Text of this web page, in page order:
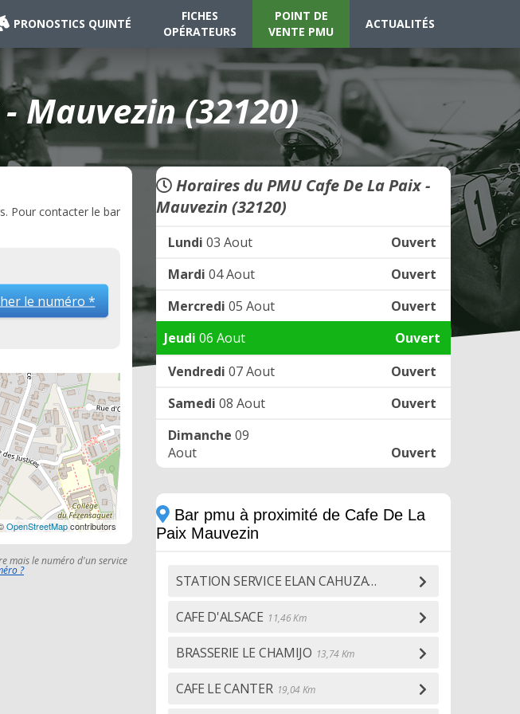
PRONOSTICS QUINTÉ
FICHES
OPÉRATEURS
POINT DE
VENTE PMU
ACTUALITÉS
Mauvezin (32120)
Pour contacter le bar
le numéro *
OpenStreetMapcontributors
mais le numéro d'un service
?
Horaires du PMU Cafe De La Paix -
Mauvezin (32120)
Lundi 03 Aout
Ouvert
Mardi 04 Aout
Ouvert
Mercredi 05 Aout
Ouvert
Jeudi 06 Aout
Ouvert
Vendredi 07 Aout
Ouvert
Samedi 08 Aout
Ouvert
Dimanche 09
Aout
Ouvert
Bar pmu à proximité de Cafe De La
Paix Mauvezin
STATION SERVICE ELAN CAHUZAC
CAFE D'ALSACE 11,46 Km
BRASSERIE LE CHAMIJO 13,74 Km
CAFE LE CANTER 19,04 Km